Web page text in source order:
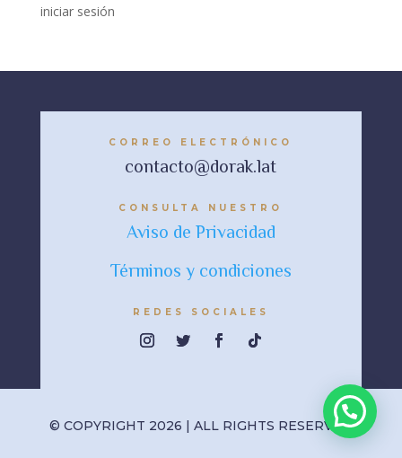
iniciar sesión
CORREO ELECTRÓNICO
contacto@dorak.lat
CONSULTA NUESTRO
Aviso de Privacidad
Términos y condiciones
REDES SOCIALES
© COPYRIGHT 2026 | ALL RIGHTS RESERVED